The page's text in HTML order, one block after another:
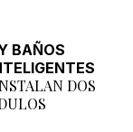
BAÑOS
DOS